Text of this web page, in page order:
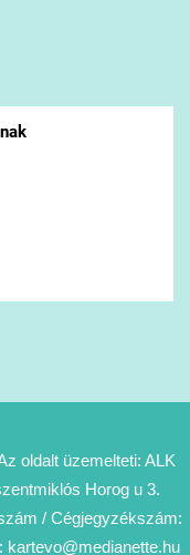
oldalt üzemelteti: ALK
Horog u 3.
/ Cégjegyzékszám:
kartevo@medianette.hu